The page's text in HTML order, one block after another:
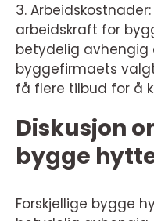
3.
arbeidskraft for
betydelig avhengig
byggefirmaets
få flere tilbud for å
Diskusjon
bygge
Forskjellige bygge